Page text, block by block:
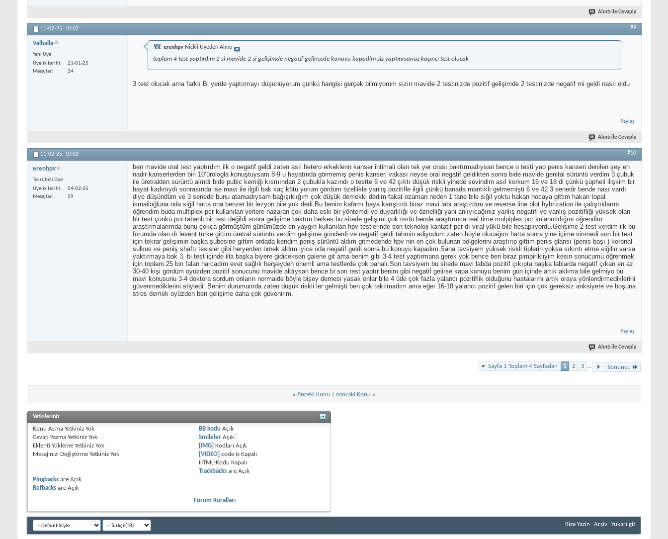
Alıntı ile Cevapla
11-02-25, 10:02 #9
Valhalla
Yeni Üye
Üyelik tarihi
21-01-25
Mesajlar
24
erenhpv Nickli Üyeden Alıntı
toplam 4 test yaptırdım 2 si mavide 2 si gelişimde negatif gelincede konuyu kapadim siz yaptırırsanuz kaçıncı test olucak
3.test olucak ama farklı Bi yerde yaptırmayı düşünüyorum çünkü hangisi gerçek bilmiyorum sizin mavide 2 testinizde pozitif gelişimde 2 testinizde negatif mi geldi nasıl oldu
Paylaş
Alıntı ile Cevapla
11-02-25, 10:02 #10
erenhpv
Tecrübeli Üye
Üyelik tarihi
04-02-25
Mesajlar
59
ben mavide oral test yaptırdım ilk o negatif geldi zaten asıl hetero erkeklerin kanser ihtimali olan tek yer orası baktırmadıysan bence o testi yap penis kanseri denilen şey en
nadir kanserlerden biri 10’ürologla konuştuysam 8-9 u hayatında görmemiş penis kanseri vakası neyse oral negatif geldikten sonra bide mavide genital sürüntü verdim 3 çubuk
ile üretralden sürüntü alındı bide pubic kemiği kısmından 2 çubukla kazındı o testte 6 ve 42 çıktı düşük riskli yinede sevindim asıl korkum 16 ve 18 di çünkü şüpheli ilişkim bir
hayat kadınıydı sonrasında ise mavi ile ilgili bak kaç kötü yorum gördüm özellikle yanlış pozitifle ilgili çünkü banada mantıklı gelmemişti 6 ve 42 3 senedir bende nası vardı
diye düşündüm ve 3 senede bunu atamadıysam bağışıklığım çok düşük demekki dedim fakat ozaman neden 1 tane bile siğil yoktu hakan hocaya gittim hakan topal
ismailoğluna oda siğil hatta ona benzer bir lezyon bile yok dedi.Bu benim kafamı baya karıştırdı biraz mavi labı araştırdım ve reverse line blot hybrization ile çalıştıklarını
öğrendim buda multiplex pcr kullanılan yerlere nazaran çok daha eski bir yöntemdi ve duyarlılığı ve öznelliği yani anlıyıcağınız yanlış negatifi ve yanlış pozitifliği yüksek olan
bir test çünkü pcr tabanlı bir test değildi sonra gelişime baktım herkes bu sitede gelişimi çok övdü bende araştırınca real time mulpiplex pcr kulannıldığını öğrendim
araştırmalarımda bunu çokça görmüştüm günümüzde en yaygın kullanılan hpv testlerinde son teknoloji kantatif pcr dı viral yükü bile hesaplıyordu.Gelişime 2 test verdim ilk bu
forumda olan dr levent türke gittim üretral sürüntü verdim gelişime gönderdi ve negatif geldi tahmin ediyodum zaten böyle olucağını hatta sonra yine içime sinmedi son bir test
için tekrar gelişimin başka şubesine gittim ordada kendim peniş sürüntü aldım gitmedende hpv nin en çok bulunan bölgelerini araştırıp gittim penis glansı (penis başı ) koronal
sulkus ve peniş shaftı tesisler gibi heryerden örnek aldım iyice oda negatif geldi sonra bu konuyu kapadım.Sana tavsiyem yüksek riskli tiplerin yoksa sıkıntı etme siğilin varsa
yaktırmaya bak 3. bi test içinde illa başka biyere gidiceksen galene git ama benim gibi 3-4 test yaptırmana gerek yok bence ben biraz pimpirikliyim kesin sonucumu öğrenmek
için toplam 25 bin falan harcadım evet sağlık herşeyden önemli ama testlerde çok pahalı.Son tavsiyem bu sitede mavi labda pozitif çıkıpta başka lablarda negatif çıkan en az
30-40 kişi gördüm oyüzden pozitif sonucunu mavide aldıysan bence bi son test yaptır benim gibi negatif gelirse kapa konuyu benim gün içinde artık aklıma bile gelmiyo bu
mavi konusunu 3-4 doktora sordum onların normalde böyle bişey demesi yasak onlar bile 4 üde çok fazla yalancı pozitiflik olduğunu hastalarını artık oraya yönlendirmediklerini
güvenmediklerini söyledi. Benim durumumda zaten düşük riskli ler gelmişti ben çok takılmadım ama eğer 16-18 yalancı pozitif gelen biri için çok gereksiz anksiyete ve boşuna
stres demek oyüzden ben gelişime daha çok güvenirim.
Paylaş
Alıntı ile Cevapla
Sayfa 1 Toplam 4 Sayfadan 1 2 3 ... Sonuncu
« önceki Konu sonraki Konu »
Yetkileriniz
Konu Acma Yetkiniz Yok
Cevap Yazma Yetkiniz Yok
Eklenti Yükleme Yetkiniz Yok
Mesajınızı Değiştirme Yetkiniz Yok
BB kodu Açık
Smileler Açık
[IMG] KodlarıAçık
[VIDEO] code isKapalı
HTML-KoduKapalı
Trackbacks areAçık
Pingbacks are Açık
Refbacks are Açık
Forum Kuralları
Bize Yazin Arşiv Yukarı git